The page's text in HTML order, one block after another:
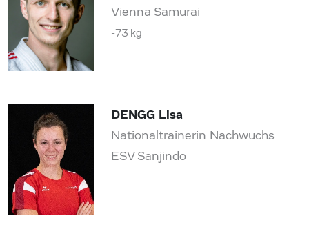
Vienna Samurai
-73 kg
DENGG Lisa
Nationaltrainerin Nachwuchs
ESV Sanjindo